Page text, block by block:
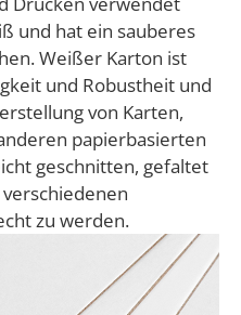
und hat ein sauberes
Weißer Karton ist
und Robustheit und
von Karten,
papierbasierten
geschnitten, gefaltet
zu werden.